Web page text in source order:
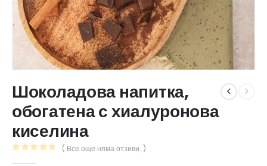
Шоколадова напитка,
обогатена с хиалуронова
киселина
( Все още няма отзиви. )